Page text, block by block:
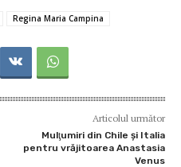
s
A
se
n
g
er
ta
ă
Regina Maria Campina
Articolul următor
Mulţumiri din Chile și Italia
pentru vrăjitoarea Anastasia
Venus